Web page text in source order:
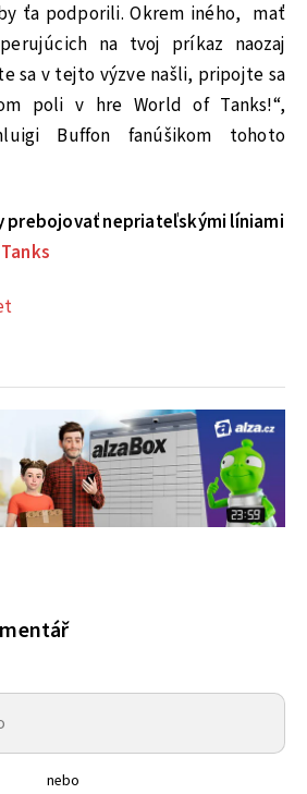
ťa podporili. Okrem iného, mať
na tvoj príkaz naozaj
sa v tejto výzve našli, pripojte sa
poli v hre World of Tanks!“,
Buffon fanúšikom tohoto
prebojovať nepriateľskými líniami
nebo